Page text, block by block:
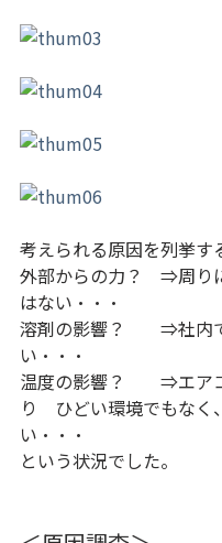
考えられる原因を列挙す
外部からの力？ ⇒周り
はない・・・
溶剤の影響？ ⇒社内で
い・・・
温度の影響？ ⇒エアコ
り ひどい環境でもなく
い・・・
という状況でした。